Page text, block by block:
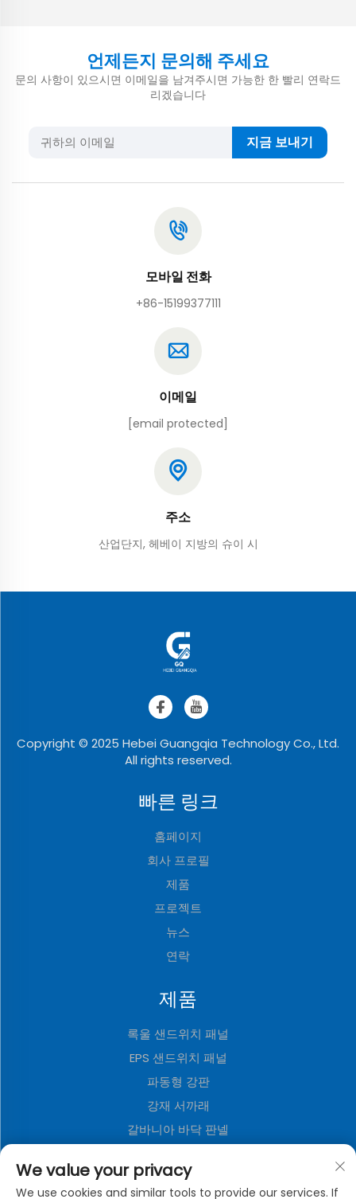
언제든지 문의해 주세요
문의 사항이 있으시면 이메일을 남겨주시면 가능한 한 빨리 연락드
리겠습니다
지금 보내기
모바일 전화
+86-15199377111
이메일
[email protected]
주소
산업단지, 헤베이 지방의 슈이 시
Copyright © 2025 Hebei Guangqia Technology Co., Ltd.
All rights reserved.
빠른 링크
홈페이지
회사 프로필
제품
프로젝트
뉴스
연락
제품
록울 샌드위치 패널
EPS 샌드위치 패널
파동형 강판
강재 서까래
갈바니아 바닥 판넬
메탈 장식 보드
We value your privacy
We use cookies and similar tools to provide our services. If